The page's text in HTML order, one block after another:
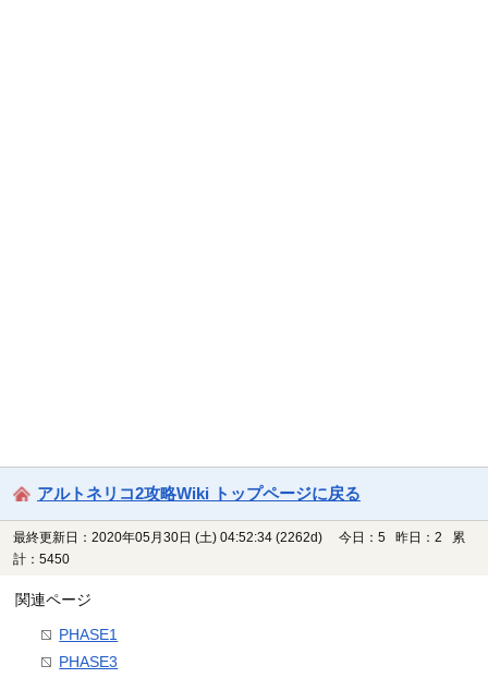
アルトネリコ2攻略Wiki トップページに戻る
最終更新日：2020年05月30日 (土) 04:52:34 (2262d)
今日：5 昨日：2 累
計：5450
関連ページ
PHASE1
PHASE3